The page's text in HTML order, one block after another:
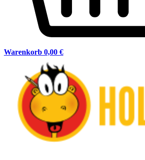
Warenkorb 0,00 €